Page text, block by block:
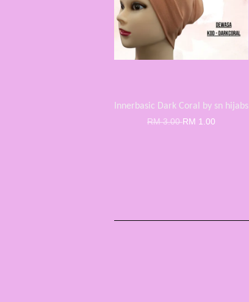
Innerbasic Dark Coral by sn hijabs
RM 3.00RM 1.00